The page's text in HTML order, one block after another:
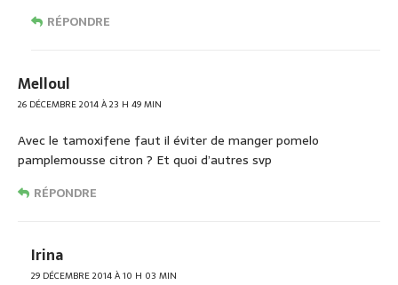
RÉPONDRE
Melloul
26 DÉCEMBRE 2014 À 23 H 49 MIN
Avec le tamoxifene faut il éviter de manger pomelo
pamplemousse citron ? Et quoi d’autres svp
RÉPONDRE
Irina
29 DÉCEMBRE 2014 À 10 H 03 MIN